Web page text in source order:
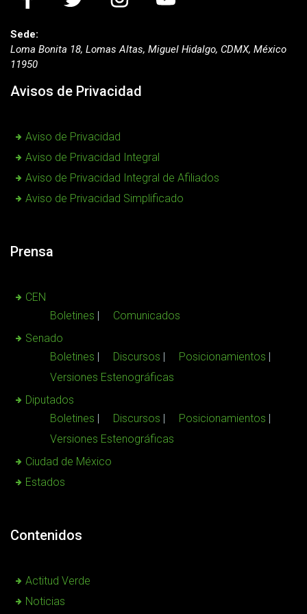
Sede:
Loma Bonita 18, Lomas Altas, Miguel Hidalgo, CDMX, México
11950
Avisos de Privacidad
Aviso de Privacidad
Aviso de Privacidad Integral
Aviso de Privacidad Integral de Afiliados
Aviso de Privacidad Simplificado
Prensa
CEN
Boletines
Comunicados
Senado
Boletines
Discursos
Posicionamientos
Versiones Estenográficas
Diputados
Boletines
Discursos
Posicionamientos
Versiones Estenográficas
Ciudad de México
Estados
Contenidos
Actitud Verde
Noticias